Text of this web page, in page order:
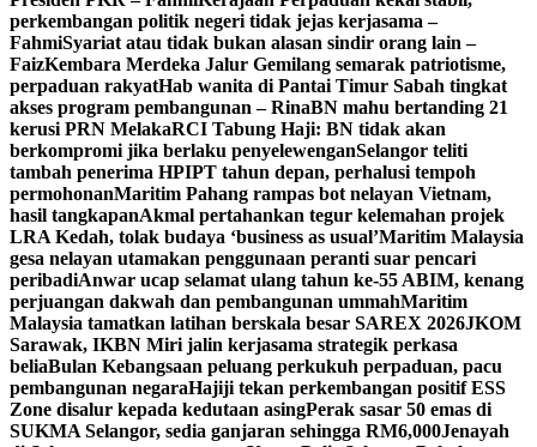
perkembangan politik negeri tidak jejas kerjasama –
FahmiSyariat atau tidak bukan alasan sindir orang lain –
FaizKembara Merdeka Jalur Gemilang semarak patriotisme,
perpaduan rakyatHab wanita di Pantai Timur Sabah tingkat
akses program pembangunan – RinaBN mahu bertanding 21
kerusi PRN MelakaRCI Tabung Haji: BN tidak akan
berkompromi jika berlaku penyelewenganSelangor teliti
tambah penerima HPIPT tahun depan, perhalusi tempoh
permohonanMaritim Pahang rampas bot nelayan Vietnam,
hasil tangkapanAkmal pertahankan tegur kelemahan projek
LRA Kedah, tolak budaya ‘business as usual’Maritim Malaysia
gesa nelayan utamakan penggunaan peranti suar pencari
peribadiAnwar ucap selamat ulang tahun ke-55 ABIM, kenang
perjuangan dakwah dan pembangunan ummahMaritim
Malaysia tamatkan latihan berskala besar SAREX 2026JKOM
Sarawak, IKBN Miri jalin kerjasama strategik perkasa
beliaBulan Kebangsaan peluang perkukuh perpaduan, pacu
pembangunan negaraHajiji tekan perkembangan positif ESS
Zone disalur kepada kedutaan asingPerak sasar 50 emas di
SUKMA Selangor, sedia ganjaran sehingga RM6,000Jenayah